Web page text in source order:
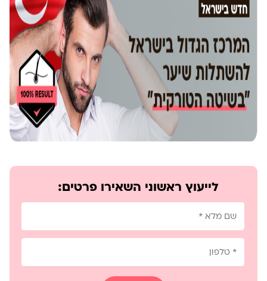
לייעוץ ראשוני השאירו פרטים: